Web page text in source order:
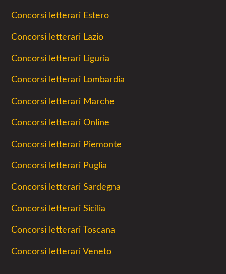
Concorsi letterari Estero
Concorsi letterari Lazio
Concorsi letterari Liguria
Concorsi letterari Lombardia
Concorsi letterari Marche
Concorsi letterari Online
Concorsi letterari Piemonte
Concorsi letterari Puglia
Concorsi letterari Sardegna
Concorsi letterari Sicilia
Concorsi letterari Toscana
Concorsi letterari Veneto